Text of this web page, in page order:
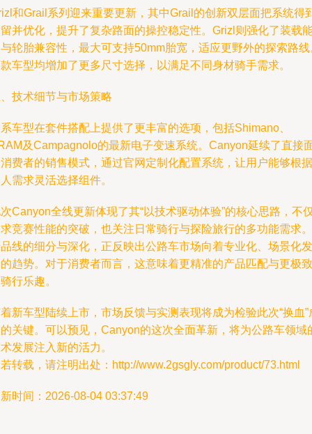
和Grail系列迎来重要更新，其中Grail的创新双层面把系统得
并优化，提升了复杂路面的操控稳定性。Grizl则强化了装载
轮胎兼容性，最大可支持50mm胎宽，适应更野外的探索路线
车型均增加了更多尺寸选择，以满足不同身材骑手需求。
技术细节与市场策略
车型在套件搭配上提供了更丰富的选项，包括Shimano、
及Campagnolo的最新电子变速系统。Canyon延续了直接
费者的销售模式，通过官网定制化配置系统，让用户能够根据
需求灵活选择组件。
Canyon全线更新体现了其“以技术驱动体验”的核心思路，不
竞赛性能的突破，也关注日常骑行与探险旅行的多功能需求。
线的细分与深化，正反映出公路车市场向着专业化、场景化发
趋势。对于消费者而言，这意味着更精准的产品匹配与更极致
行乐趣。
新车型陆续上市，市场反馈与实测表现将成为检验此次“换血”
关键。可以预见，Canyon的这次全面革新，将为公路车领域
发展注入新的活力。
转载，请注明出处：http://www.2gsgly.com/product/73.html
时间：2026-08-04 03:37:49